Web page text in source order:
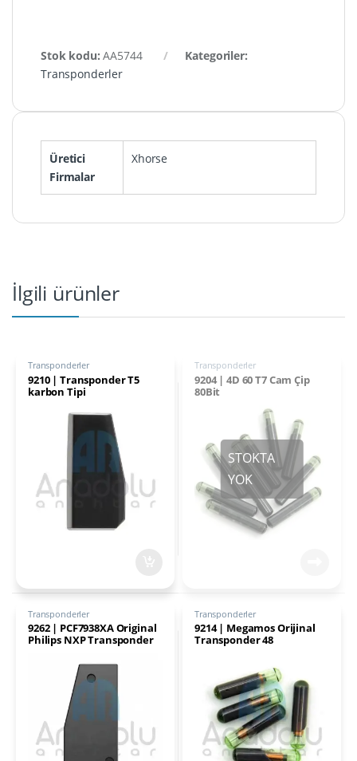
Stok kodu:AA5744
Kategoriler:
Transponderler
Üretici
Firmalar
Xhorse
İlgili ürünler
Transponderler
9210 | Transponder T5
karbon Tipi
Transponderler
9204 | 4D 60 T7 Cam Çip
80Bit
Transponderler
9262 | PCF7938XA Original
Philips NXP Transponder
Transponderler
9214 | Megamos Orijinal
Transponder 48